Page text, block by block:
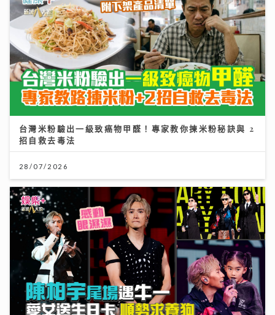
台灣米粉驗出一級致癌物甲醛！專家教你揀米粉秘訣與 2
招自救去毒法
28/07/2026